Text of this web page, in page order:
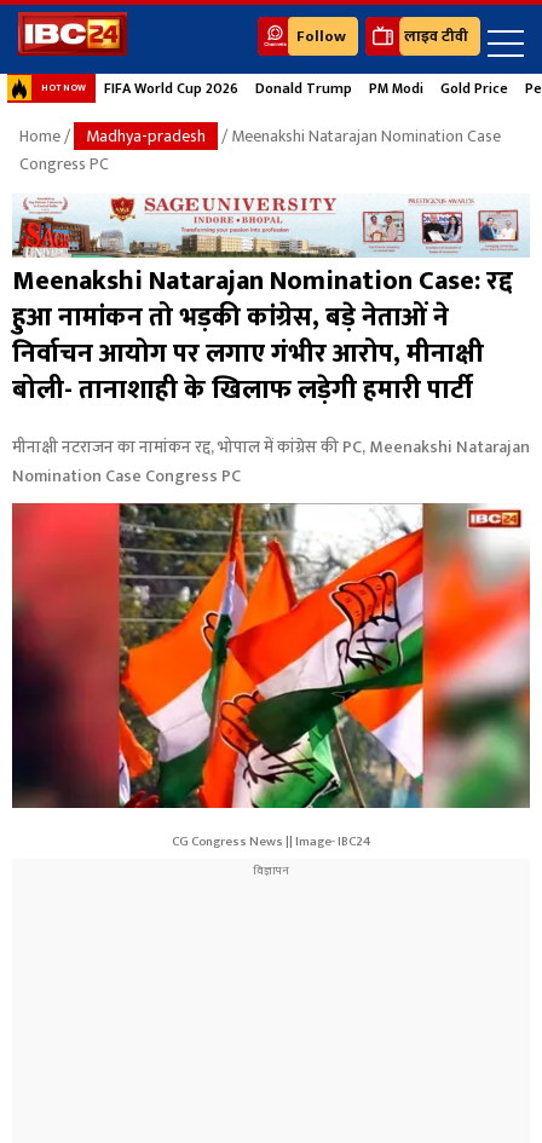
Follow लाइव टीवी
HOT NOW FIFA World Cup 2026 Donald Trump PM Modi Gold Price
Home/ Madhya-pradesh
/ Meenakshi Natarajan Nomination Case
Congress PC
Meenakshi Natarajan Nomination Case: रद्द
हुआ नामांकन तो भड़की कांग्रेस, बड़े नेताओं ने
निर्वाचन आयोग पर लगाए गंभीर आरोप, मीनाक्षी
बोली- तानाशाही के खिलाफ लड़ेगी हमारी पार्टी
मीनाक्षी नटराजन का नामांकन रद्द, भोपाल में कांग्रेस की PC, Meenakshi Natarajan
Nomination Case Congress PC
CG Congress News || Image- IBC24